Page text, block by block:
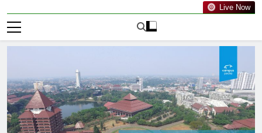
Live Now